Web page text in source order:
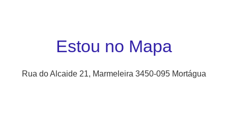
Estou no Mapa
Rua do Alcaide 21, Marmeleira 3450-095 Mortágua